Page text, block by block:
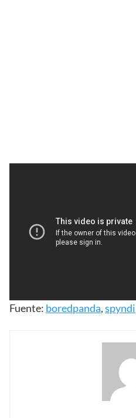
Fuente: boredpanda,spyndi